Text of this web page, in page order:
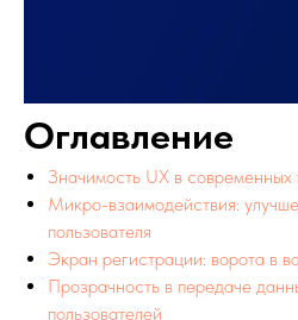
Оглавление
Значимость UX в современных
Микро-взаимодействия:
пользователя
Экран регистрации: ворота в
Прозрачность в передаче
пользователей